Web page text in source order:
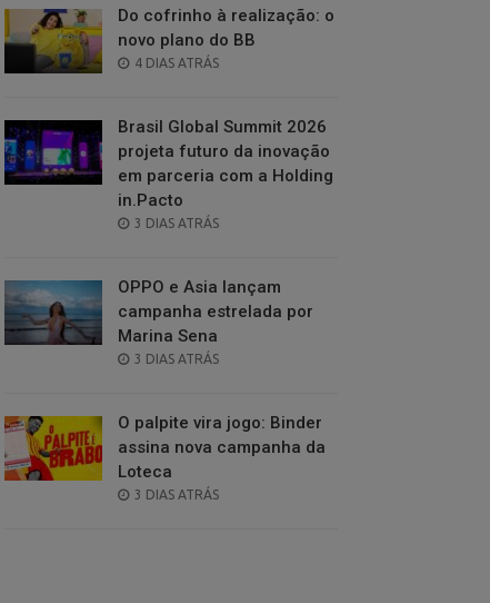
Do cofrinho à realização: o
novo plano do BB
POSTED
4 DIAS ATRÁS
Brasil Global Summit 2026
projeta futuro da inovação
em parceria com a Holding
in.Pacto
POSTED
3 DIAS ATRÁS
OPPO e Asia lançam
campanha estrelada por
Marina Sena
POSTED
3 DIAS ATRÁS
O palpite vira jogo: Binder
assina nova campanha da
Loteca
POSTED
3 DIAS ATRÁS